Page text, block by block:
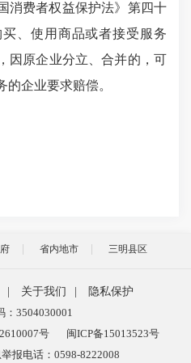
消费者权益保护法》第四十
、使用商品或者接受服务
因原企业分立、合并的，可
的企业要求赔偿。
省内地市 三明县区
关于我们
隐私保护
：3504030001
号
闽ICP备15013523号
报电话：0598-8222008